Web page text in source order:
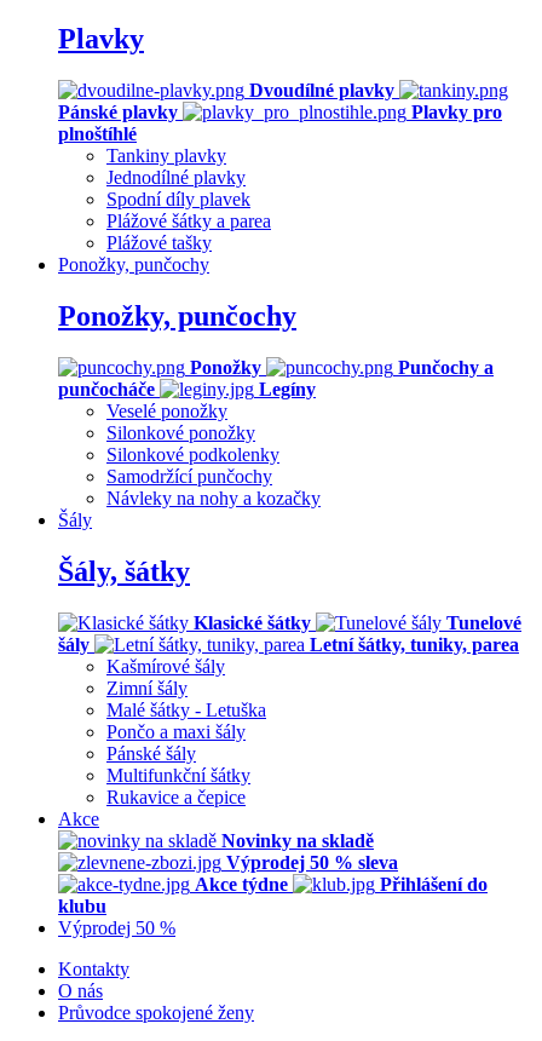
Plavky
Dvoudílné plavky
Pánské plavky
Plavky pro
plnoštíhlé
Tankiny plavky
Jednodílné plavky
Spodní díly plavek
Plážové šátky a parea
Plážové tašky
Ponožky, punčochy
Ponožky, punčochy
Ponožky
Punčochy a
punčocháče
Legíny
Veselé ponožky
Silonkové ponožky
Silonkové podkolenky
Samodržící punčochy
Návleky na nohy a kozačky
Šály
Šály, šátky
Klasické šátky
Tunelové
šály
Letní šátky, tuniky, parea
Kašmírové šály
Zimní šály
Malé šátky - Letuška
Pončo a maxi šály
Pánské šály
Multifunkční šátky
Rukavice a čepice
Akce
Novinky na skladě
Výprodej 50 % sleva
Akce týdne
Přihlášení do
klubu
Výprodej 50 %
Kontakty
O nás
Průvodce spokojené ženy